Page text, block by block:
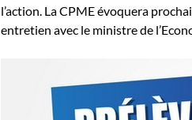
l’action. La CPME évoquera
entretien avec le ministre de